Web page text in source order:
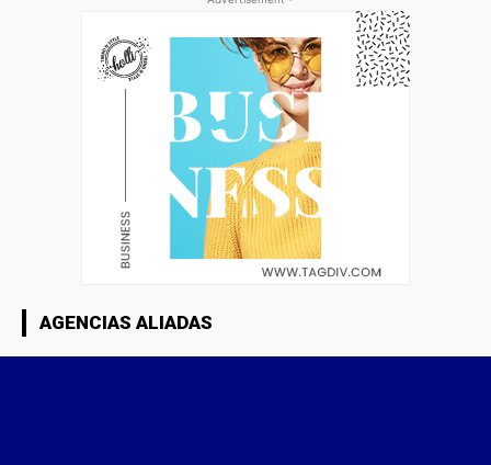
AGENCIAS ALIADAS